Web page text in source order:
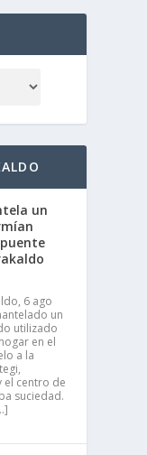
un
6 ago
un
utilizado
en el
a la
el centro de
suciedad.